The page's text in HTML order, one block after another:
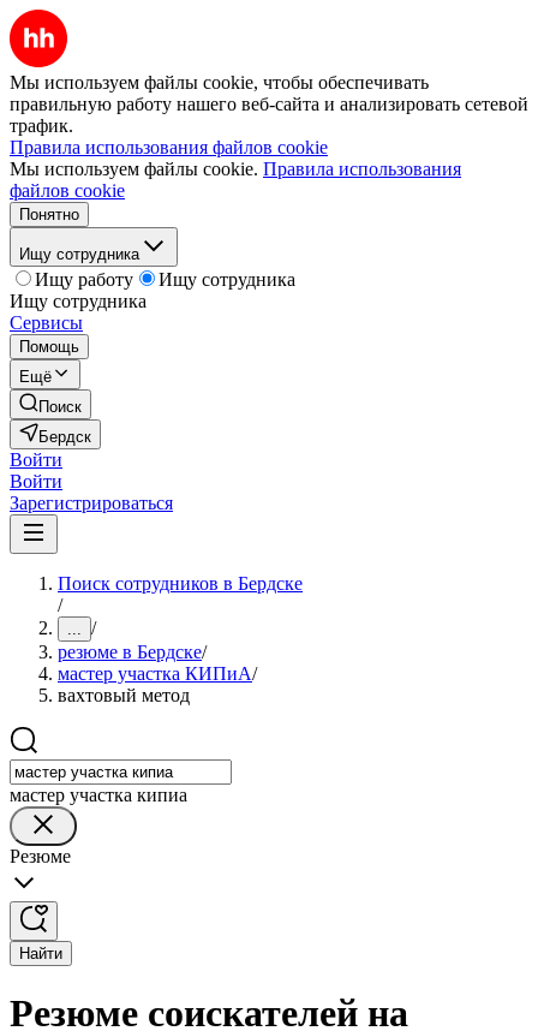
Мы используем файлы cookie, чтобы обеспечивать
правильную работу нашего веб-сайта и анализировать сетевой
трафик.
Правила использования файлов cookie
Мы используем файлы cookie. Правила использования
файлов cookie
Понятно
Ищу сотрудника
Ищу работу
Ищу сотрудника
Ищу сотрудника
Сервисы
Помощь
Ещё
Поиск
Бердск
Войти
Войти
Зарегистрироваться
Поиск сотрудников в Бердске
/
... /
резюме в Бердске/
мастер участка КИПиА/
вахтовый метод
мастер участка кипиа
Резюме
Найти
Резюме соискателей на